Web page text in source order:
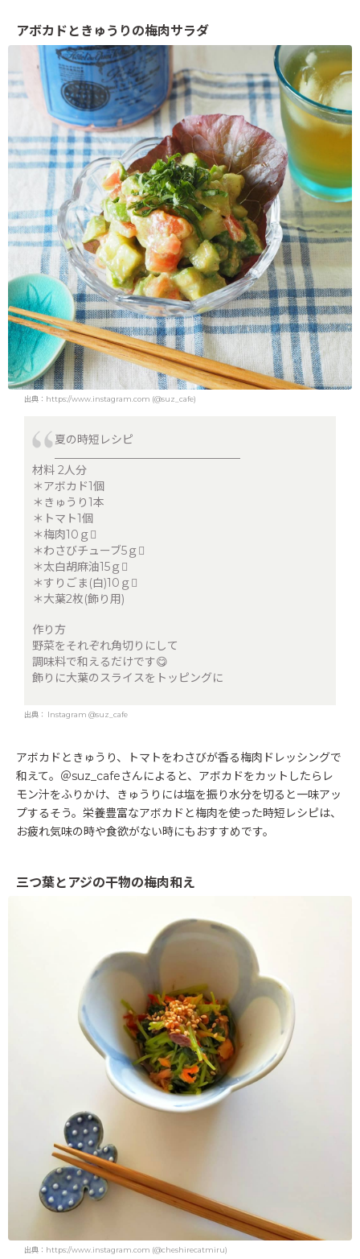
アボカドときゅうりの梅肉サラダ
出典：https://www.instagram.com (@suz_cafe)
夏の時短レシピ
材料 2人分
＊アボカド1個
＊きゅうり1本
＊トマト1個
＊梅肉10ｇ
＊わさびチューブ5ｇ
＊太白胡麻油15ｇ
＊すりごま(白)10ｇ
＊大葉2枚(飾り用)
作り方
野菜をそれぞれ角切りにして
調味料で和えるだけです😋
飾りに大葉のスライスをトッピングに
出典： Instagram @suz_cafe
アボカドときゅうり、トマトをわさびが香る梅肉ドレッシングで
和えて。＠suz_cafeさんによると、アボカドをカットしたらレ
モン汁をふりかけ、きゅうりには塩を振り水分を切ると一味アッ
プするそう。栄養豊富なアボカドと梅肉を使った時短レシピは、
お疲れ気味の時や食欲がない時にもおすすめです。
三つ葉とアジの干物の梅肉和え
出典：https://www.instagram.com (@cheshirecatmiru)